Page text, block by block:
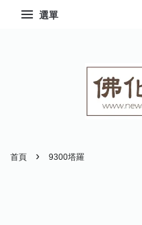
選單
首頁 › 9300塔羅